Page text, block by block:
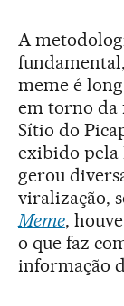
A
meme é
em torno da
Sítio do
exibido pela
gerou
viralização,
Meme,
o que faz
informação